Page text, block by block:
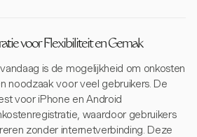
voor Flexibiliteit en Gemak
is de mogelijkheid om onkosten
noodzaak voor veel gebruikers. De
voor iPhone en Android
waardoor gebruikers
zonder internetverbinding. Deze